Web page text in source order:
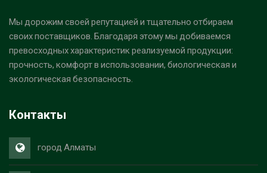
Мы дорожим своей репутацией и тщательно отбираем
своих поставщиков. Благодаря этому мы добиваемся
превосходных характеристик реализуемой продукции:
прочность, комфорт в использовании, биологическая и
экологическая безопасность.
Контакты
город Алматы